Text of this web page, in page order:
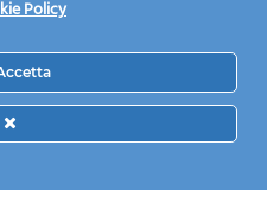
art. 2497 bis COD CIV da
Policy